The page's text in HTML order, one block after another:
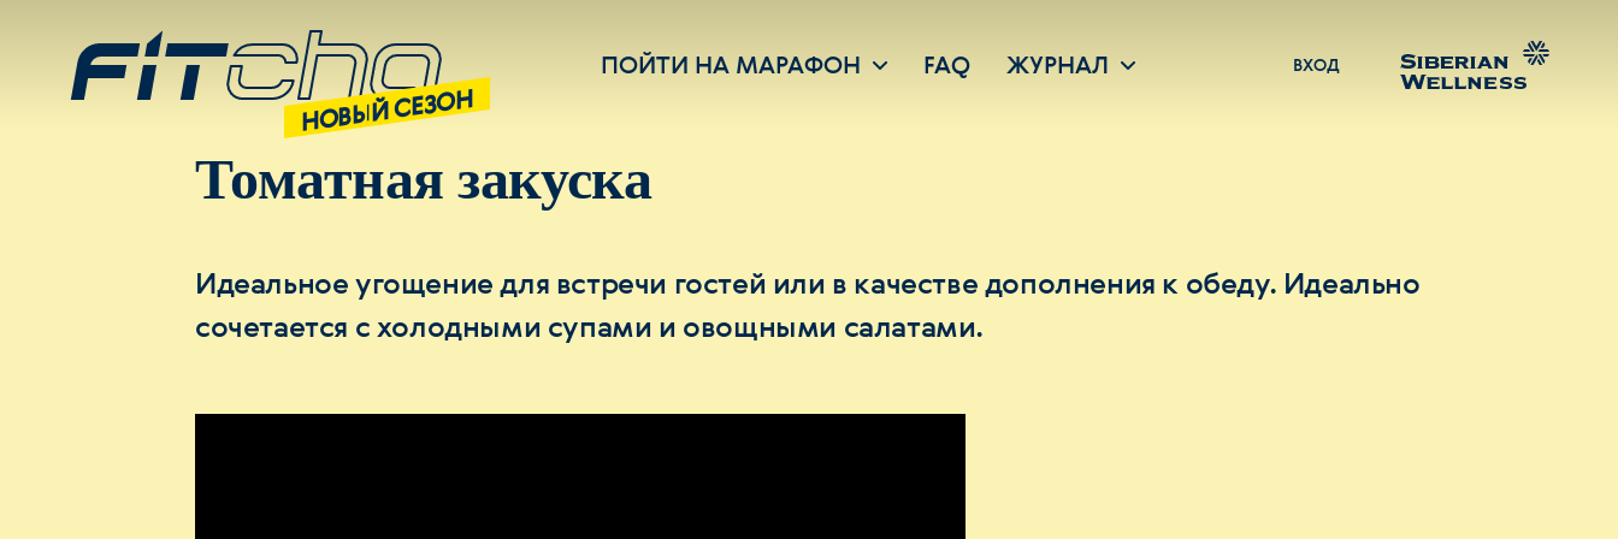
Томатная закуска
Идеальное угощение для встречи гостей или в качестве дополнения к обеду. Идеально
сочетается с холодными супами и овощными салатами.
НОВЫЙ СЕЗОН
ПОЙТИ НА МАРАФОН FAQ ЖУРНАЛ ВХОД